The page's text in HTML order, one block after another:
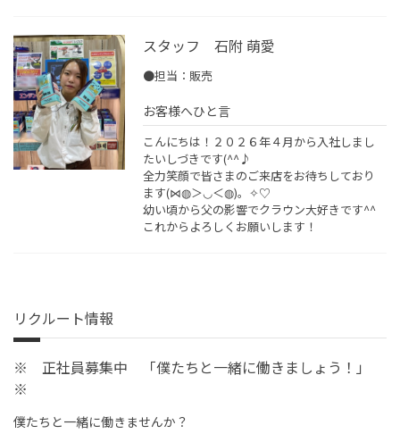
スタッフ 石附 萌愛
●担当：販売
お客様へひと言
こんにちは！２０２６年４月から入社しまし
たいしづきです(^^♪
全力笑顔で皆さまのご来店をお待ちしており
ます(⋈◍＞◡＜◍)。✧♡
幼い頃から父の影響でクラウン大好きです^^
これからよろしくお願いします！
リクルート情報
※ 正社員募集中 「僕たちと一緒に働きましょう！」
※
僕たちと一緒に働きませんか？